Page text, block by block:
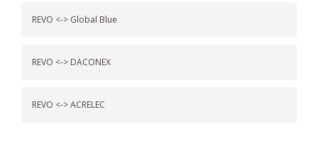
REVO <-> Global Blue
REVO <-> DACONEX
REVO <-> ACRELEC